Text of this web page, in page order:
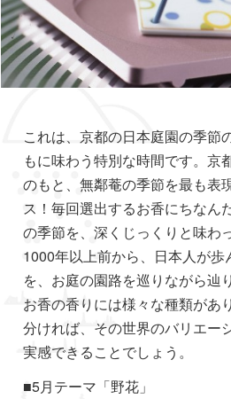
これは、京都の日本庭園の季節
もに味わう特別な時間です。京
のもと、無鄰菴の季節を最も表
ス！毎回選出するお香にちなん
の季節を、深くじっくりと味わ
1000年以上前から、日本人が歩
を、お庭の園路を巡りながら辿
お香の香りには様々な種類があ
分ければ、その世界のバリエー
実感できることでしょう。
■5月テーマ「野花」